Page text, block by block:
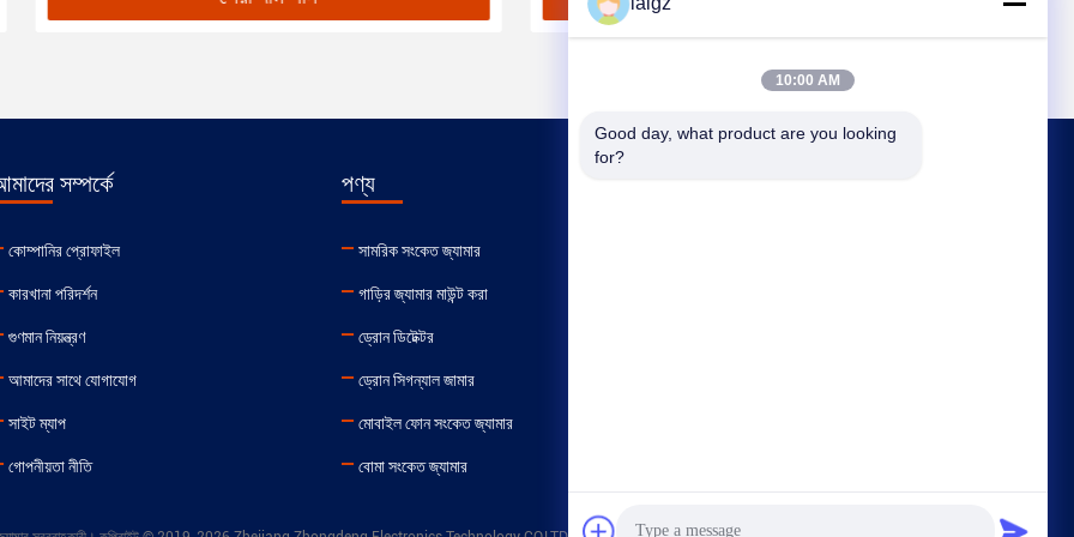
সম্পর্কে
কোম্পানির প্রোফাইল
কারখানা পরিদর্শন
গুণমান নিয়ন্ত্রণ
আমাদের সাথে যোগাযোগ
সাইট ম্যাপ
গোপনীয়তা নীতি
পণ্য
সামরিক সংকেত জ্যামার
গাড়ির জ্যামার মাউন্ট করা
ড্রোন ডিটেক্টর
ড্রোন সিগন্যাল জামার
মোবাইল ফোন সংকেত জ্যামার
বোমা সংকেত জ্যামার
10:00 AM
Good day, what product are you looking
for?